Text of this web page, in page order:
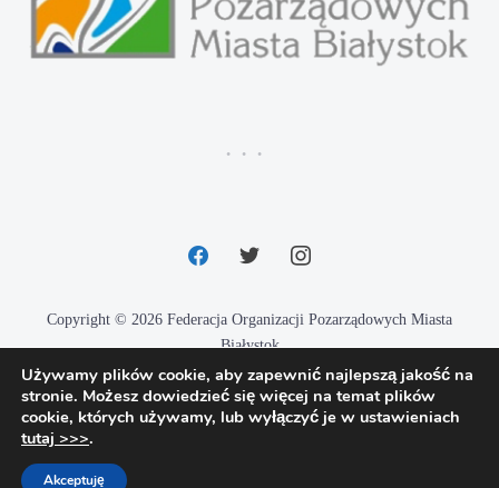
facebook twitter instagram
Copyright © 2026 Federacja Organizacji Pozarządowych Miasta
Białystok
Designed byTechio.pl
Używamy plików cookie, aby zapewnić najlepszą jakość na
stronie. Możesz dowiedzieć się więcej na temat plików
cookie, których używamy, lub wyłączyć je w ustawieniach
tutaj >>>.
Akceptuję